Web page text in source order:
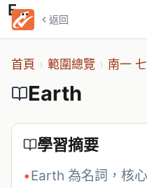
返回
Earth
首頁 › 範圍總覽 › 南一
Earth
學習摘要
•Earth 為名詞，核